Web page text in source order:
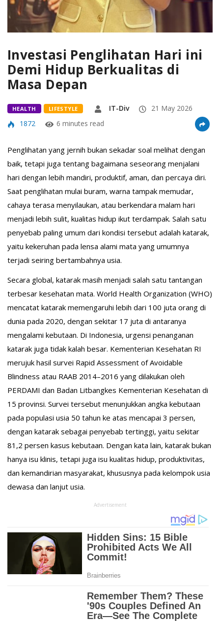
Investasi Penglihatan Hari ini
Demi Hidup Berkualitas di
Masa Depan
HEALTH LIFESTYLE IT-Div
21 May 2026
1872
6 minutes read
Penglihatan yang jernih bukan sekadar soal melihat dengan
baik, tetapi juga tentang bagaimana seseorang menjalani
hari dengan lebih mandiri, produktif, aman, dan percaya diri.
Saat penglihatan mulai buram, warna tampak memudar,
cahaya terasa menyilaukan, atau berkendara malam hari
menjadi lebih sulit, kualitas hidup ikut terdampak. Salah satu
penyebab paling umum dari kondisi tersebut adalah katarak,
yaitu kekeruhan pada lensa alami mata yang umumnya
terjadi seiring bertambahnya usia.
Secara global, katarak masih menjadi salah satu tantangan
terbesar kesehatan mata. World Health Organization (WHO)
mencatat katarak memengaruhi lebih dari 100 juta orang di
dunia pada 2020, dengan sekitar 17 juta di antaranya
mengalami kebutaan. Di Indonesia, urgensi penanganan
katarak juga tidak kalah besar. Kementerian Kesehatan RI
merujuk hasil survei Rapid Assessment of Avoidable
Blindness atau RAAB 2014–2016 yang dilakukan oleh
PERDAMI dan Badan Litbangkes Kementerian Kesehatan di
15 provinsi. Survei tersebut menunjukkan angka kebutaan
pada populasi usia 50 tahun ke atas mencapai 3 persen,
dengan katarak sebagai penyebab tertinggi, yaitu sekitar
81,2 persen kasus kebutaan. Dengan kata lain, katarak bukan
hanya isu klinis, tetapi juga isu kualitas hidup, produktivitas,
dan kemandirian masyarakat, khususnya pada kelompok usia
dewasa dan lanjut usia.
Advertisement